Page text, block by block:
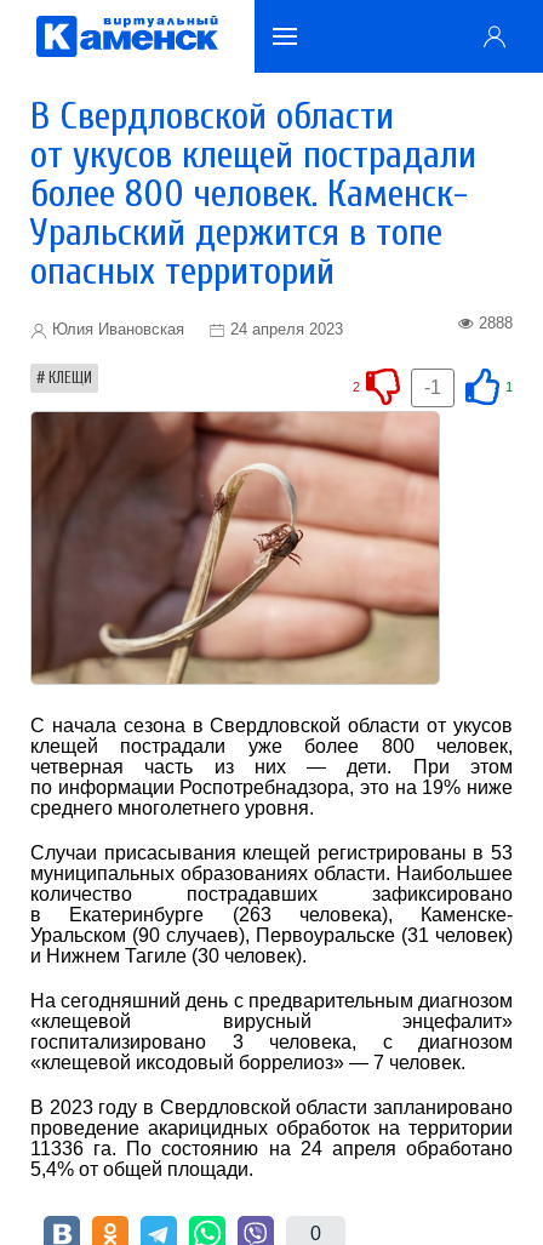
В Свердловской области
от укусов клещей пострадали
более 800 человек. Каменск-
Уральский держится в топе
опасных территорий
Юлия Ивановская 24 апреля 2023 2888
КЛЕЩИ 1
-1
2
С начала сезона в Свердловской области от укусов
клещей пострадали уже более 800 человек,
четверная часть из них — дети. При этом
по информации Роспотребнадзора, это на 19% ниже
среднего многолетнего уровня.
Случаи присасывания клещей регистрированы в 53
муниципальных образованиях области. Наибольшее
количество пострадавших зафиксировано
в Екатеринбурге (263 человека), Каменске-
Уральском (90 случаев), Первоуральске (31 человек)
и Нижнем Тагиле (30 человек).
На сегодняшний день с предварительным диагнозом
«клещевой вирусный энцефалит»
госпитализировано 3 человека, с диагнозом
«клещевой иксодовый боррелиоз» — 7 человек.
В 2023 году в Свердловской области запланировано
проведение акарицидных обработок на территории
11336 га. По состоянию на 24 апреля обработано
5,4% от общей площади.
0